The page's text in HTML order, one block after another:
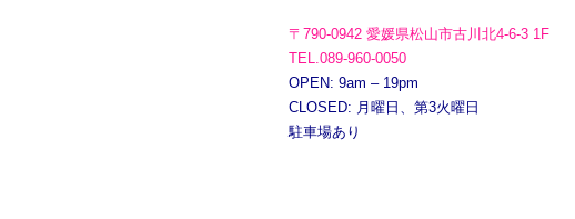
〒790-0942 愛媛県松山市古川北4-6-3 1F
TEL.089-960-0050
OPEN: 9am – 19pm
CLOSED: 月曜日、第3火曜日
駐車場あり